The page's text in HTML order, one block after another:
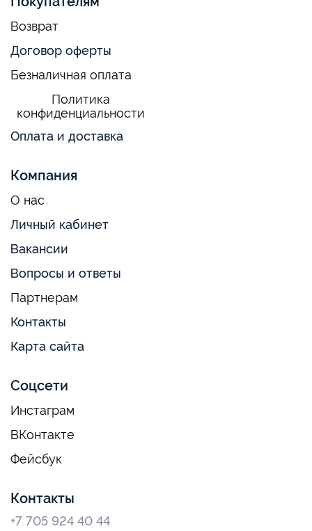
Возврат
Договор оферты
Безналичная оплата
Политика
конфиденциальности
Оплата и доставка
Компания
О нас
Личный кабинет
Вакансии
Вопросы и ответы
Партнерам
Контакты
Карта сайта
Соцсети
Инстаграм
ВКонтакте
Фейсбук
Контакты
+7 705 924 40 44